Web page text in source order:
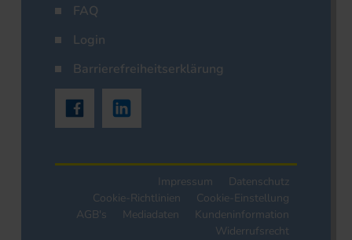
FAQ
Login
Barrierefreiheitserklärung
Impressum
Datenschutz
Cookie-Richtlinien
Cookie-Einstellung
AGB's
Mediadaten
Kundeninformation
Widerrufsrecht